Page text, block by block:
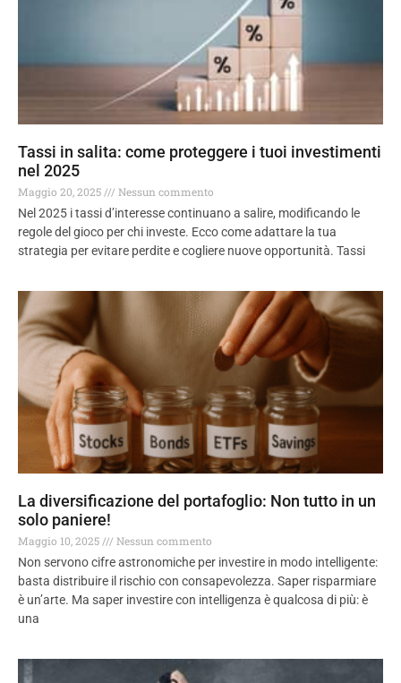
Tassi in salita: come proteggere i tuoi investimenti
nel 2025
Maggio 20, 2025
Nessun commento
Nel 2025 i tassi d’interesse continuano a salire, modificando le
regole del gioco per chi investe. Ecco come adattare la tua
strategia per evitare perdite e cogliere nuove opportunità. Tassi
La diversificazione del portafoglio: Non tutto in un
solo paniere!
Maggio 10, 2025
Nessun commento
Non servono cifre astronomiche per investire in modo intelligente:
basta distribuire il rischio con consapevolezza. Saper risparmiare
è un’arte. Ma saper investire con intelligenza è qualcosa di più: è
una